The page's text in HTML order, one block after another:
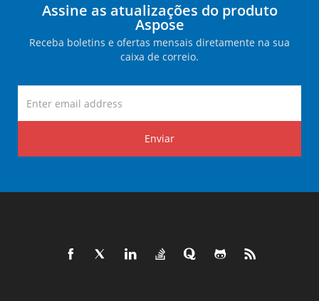
Assine as atualizações do produto
Aspose
Receba boletins e ofertas mensais diretamente na sua
caixa de correio.
Enviar